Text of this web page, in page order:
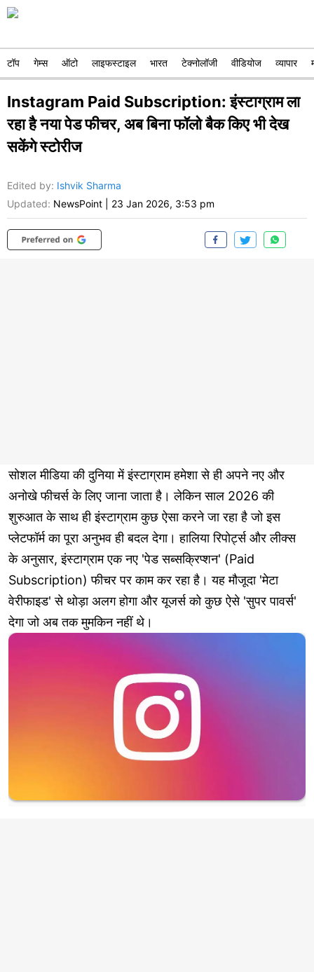
टॉप गेम्स ऑटो लाइफस्टाइल भारत टेक्नोलॉजी वीडियोज व्यापार
Instagram Paid Subscription: इंस्टाग्राम ला
रहा है नया पेड फीचर, अब बिना फॉलो बैक किए भी देख
सकेंगे स्टोरीज
Edited by: Ishvik Sharma
Updated: NewsPoint 23 Jan 2026, 3:53 pm
सोशल मीडिया की दुनिया में इंस्टाग्राम हमेशा से ही अपने नए और
अनोखे फीचर्स के लिए जाना जाता है। लेकिन साल 2026 की
शुरुआत के साथ ही इंस्टाग्राम कुछ ऐसा करने जा रहा है जो इस
प्लेटफॉर्म का पूरा अनुभव ही बदल देगा। हालिया रिपोर्ट्स और लीक्स
के अनुसार, इंस्टाग्राम एक नए 'पेड सब्सक्रिप्शन' (Paid
Subscription) फीचर पर काम कर रहा है। यह मौजूदा 'मेटा
वेरीफाइड' से थोड़ा अलग होगा और यूजर्स को कुछ ऐसे 'सुपर पावर्स'
देगा जो अब तक मुमकिन नहीं थे।